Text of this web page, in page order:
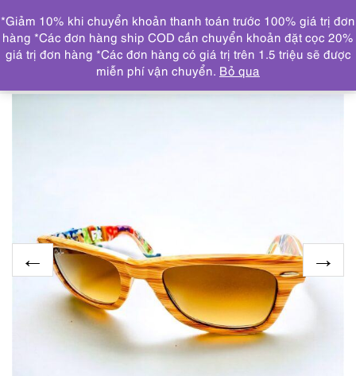
DANH MỤC
Trang chủ KÍNH MẮT
5638-Kính mát nữ-RAY BAN
WAYFARER RB2140 Special Edition Sunglasses-Như mới
*Giảm 10% khi chuyển khoản thanh toán trước 100% giá trị đơn
hàng *Các đơn hàng ship COD cần chuyển khoản đặt cọc 20%
giá trị đơn hàng *Các đơn hàng có giá trị trên 1.5 triệu sẽ được
miễn phí vận chuyển. Bỏ qua